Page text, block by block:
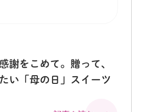
謝をこめて。贈って、
い「母の日」スイーツ